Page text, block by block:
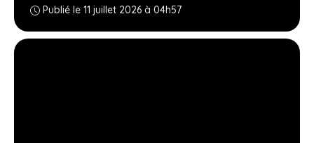
Publié le 11 juillet 2026 à 04h57